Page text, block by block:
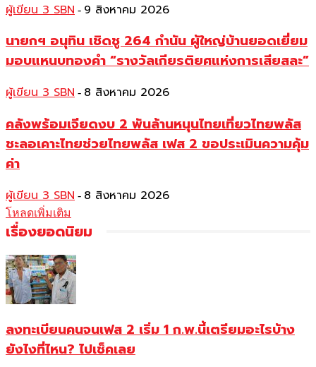
ผู้เขียน 3 SBN - 9 สิงหาคม 2026
นายกฯ อนุทิน เชิดชู 264 กำนัน ผู้ใหญ่บ้านยอดเยี่ยม
มอบแหนบทองคำ “รางวัลเกียรติยศแห่งการเสียสละ”
ผู้เขียน 3 SBN - 8 สิงหาคม 2026
คลังพร้อมเจียดงบ 2 พันล้านหนุนไทยเที่ยวไทยพลัส
ชะลอเคาะไทยช่วยไทยพลัส เฟส 2 ขอประเมินความคุ้ม
ค่า
ผู้เขียน 3 SBN - 8 สิงหาคม 2026
โหลดเพิ่มเติม
เรื่องยอดนิยม
ลงทะเบียนคนจนเฟส 2 เริ่ม 1 ก.พ.นี้เตรียมอะไรบ้าง
ยังไงที่ไหน? ไปเช็คเลย